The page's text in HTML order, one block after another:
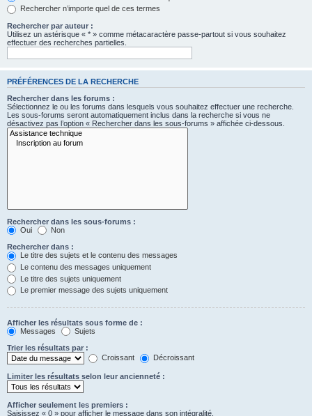
Rechercher n’importe quel de ces termes
Rechercher par auteur :
Utilisez un astérisque « * » comme métacaractère passe-partout si vous souhaitez
effectuer des recherches partielles.
PRÉFÉRENCES DE LA RECHERCHE
Rechercher dans les forums :
Sélectionnez le ou les forums dans lesquels vous souhaitez effectuer une recherche.
Les sous-forums seront automatiquement inclus dans la recherche si vous ne
désactivez pas l’option « Rechercher dans les sous-forums » affichée ci-dessous.
Rechercher dans les sous-forums :
Oui
Non
Rechercher dans :
Le titre des sujets et le contenu des messages
Le contenu des messages uniquement
Le titre des sujets uniquement
Le premier message des sujets uniquement
Afficher les résultats sous forme de :
Messages
Sujets
Trier les résultats par :
Croissant
Décroissant
Limiter les résultats selon leur ancienneté :
Afficher seulement les premiers :
Saisissez « 0 » pour afficher le message dans son intégralité.